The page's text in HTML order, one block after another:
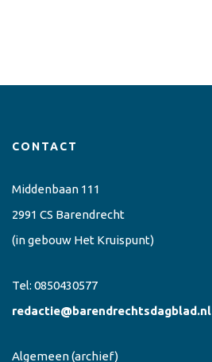
CONTACT
Middenbaan 111
2991 CS Barendrecht
(in gebouw Het Kruispunt)
Tel: 0850430577
redactie@barendrechtsdagblad.nl
Algemeen(archief)